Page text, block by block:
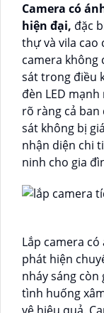
Camera có
hiện đại, đặc
thự và vila cao
camera không
sát trong điều
đèn LED
rõ ràng cả ban
sát không bị
nhận diện chi
ninh cho gia
Lắp camera
phát hiện
nháy sáng còn
tình huống